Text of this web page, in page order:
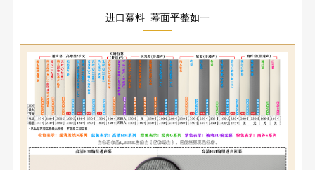
进口幕料 幕面平整如一